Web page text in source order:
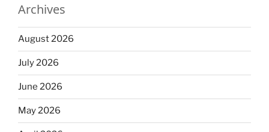
Archives
August 2026
July 2026
June 2026
May 2026